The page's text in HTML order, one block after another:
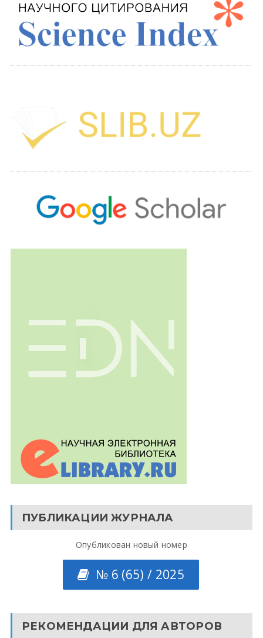
ПУБЛИКАЦИИ ЖУРНАЛА
Опубликован новый номер
№ 6 (65) / 2025
РЕКОМЕНДАЦИИ ДЛЯ АВТОРОВ